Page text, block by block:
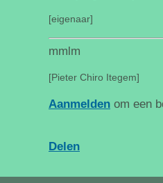
[eigenaar]
mmlm
[Pieter Chiro Itegem]
Aanmelden om een
Delen